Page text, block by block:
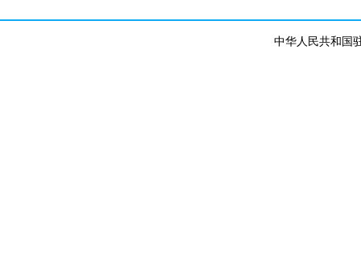
中华人民共和国